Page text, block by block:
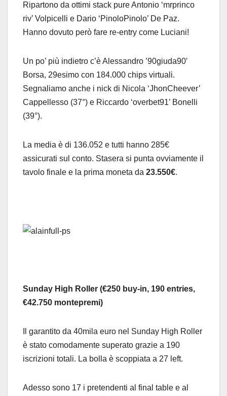
Ripartono da ottimi stack pure Antonio ‘mrprinco
riv’ Volpicelli e Dario ‘PinoloPinolo’ De Paz.
Hanno dovuto però fare re-entry come Luciani!
Un po’ più indietro c’è Alessandro ’90giuda90′
Borsa, 29esimo con 184.000 chips virtuali.
Segnaliamo anche i nick di Nicola ‘JhonCheever’
Cappellesso (37°) e Riccardo ‘overbet91’ Bonelli
(39°).
La media è di 136.052 e tutti hanno 285€
assicurati sul conto. Stasera si punta ovviamente il
tavolo finale e la prima moneta da 23.550€.
Sunday High Roller (€250 buy-in, 190 entries,
€42.750 montepremi)
Il garantito da 40mila euro nel Sunday High Roller
è stato comodamente superato grazie a 190
iscrizioni totali. La bolla è scoppiata a 27 left.
Adesso sono 17 i pretendenti al final table e al